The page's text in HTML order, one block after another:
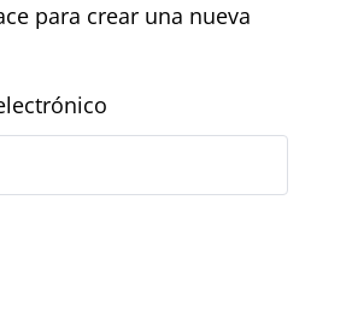
para crear una nueva